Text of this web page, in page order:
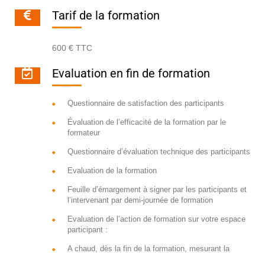
Tarif de la formation
600 € TTC
Evaluation en fin de formation
Questionnaire de satisfaction des participants
Évaluation de l’efficacité de la formation par le
formateur
Questionnaire d’évaluation technique des participants
Evaluation de la formation
Feuille d’émargement à signer par les participants et
l’intervenant par demi-journée de formation
Evaluation de l’action de formation sur votre espace
participant :
A chaud, dès la fin de la formation, mesurant la